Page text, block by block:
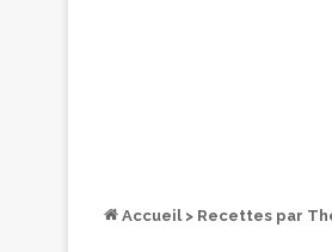
Accueil > Recettes par